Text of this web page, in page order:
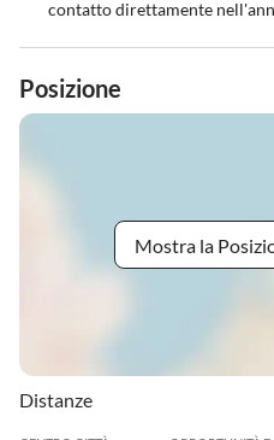
contatto direttamente
Posizione
Mostra la
Distanze